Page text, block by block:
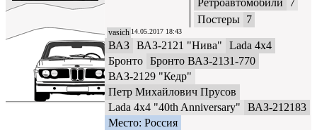
Ретроавтомобили
7
Постеры 7
vasich 14.05.2017 18:43
ВАЗ ВАЗ-2121 "Нива"
Lada 4x4
Бронто Бронто ВАЗ-2131-770
ВАЗ-2129 "Кедр"
Петр Михайлович Прусов
Lada 4x4 "40th Anniversary"
ВАЗ-212183
Место: Россия